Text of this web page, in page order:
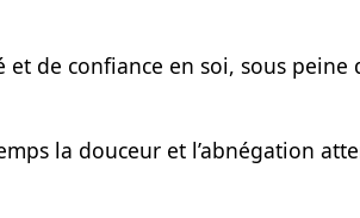
et de confiance en soi, sous peine
la douceur et l’abnégation